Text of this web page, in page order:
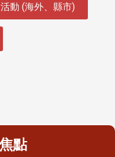
動 (海外、縣市)
點